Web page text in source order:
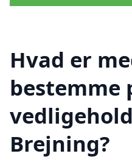
Hvad er
bestemme
Brejning?